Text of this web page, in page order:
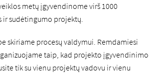
metų įgyvendinome virš 1000
ir sudėtingumo projektų.
skiriame procesų valdymui. Remdamiesi
taip, kad projekto įgyvendinimo
tik su vienu projektų vadovu ir vienu